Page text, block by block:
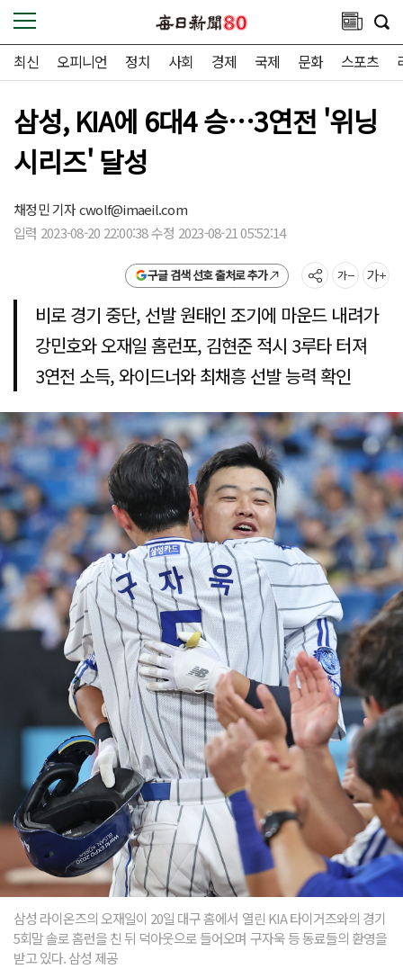
최신 오피니언 정치 사회 경제 국제 문화 스포츠
삼성, KIA에 6대4 승…3연전 '위닝
시리즈' 달성
채정민 기자cwolf@imaeil.com
입력 2023-08-20 22:00:38 수정 2023-08-21 05:52:14
구글 검색 선호 출처로 추가
비로 경기 중단, 선발 원태인 조기에 마운드 내려가
강민호와 오재일 홈런포, 김현준 적시 3루타 터져
3연전 소득, 와이드너와 최채흥 선발 능력 확인
삼성 라이온즈의 오재일이 20일 대구 홈에서 열린 KIA 타이거즈와의 경기
5회말 솔로 홈런을 친 뒤 덕아웃으로 들어오며 구자욱 등 동료들의 환영을
받고 있다. 삼성 제공